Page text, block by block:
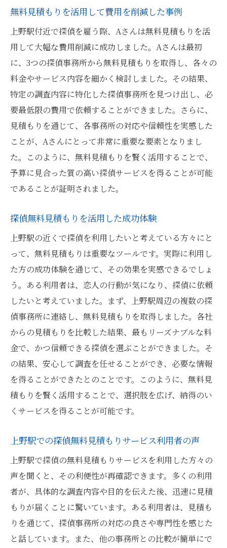
無料見積もりを活用して費用を削減した事例
上野駅付近で探偵を雇う際、Aさんは無料見積もりを活
用して大幅な費用削減に成功しました。Aさんは最初
に、3つの探偵事務所から無料見積もりを取得し、各々の
料金やサービス内容を細かく検討しました。その結果、
特定の調査内容に特化した探偵事務所を見つけ出し、必
要最低限の費用で依頼することができました。さらに、
見積もりを通じて、各事務所の対応や信頼性を実感した
ことが、Aさんにとって非常に重要な要素となりまし
た。このように、無料見積もりを賢く活用することで、
予算に見合った質の高い探偵サービスを得ることが可能
であることが証明されました。
探偵無料見積もりを活用した成功体験
上野駅の近くで探偵を利用したいと考えている方々にと
って、無料見積もりは重要なツールです。実際に利用し
た方の成功体験を通じて、その効果を実感できるでしょ
う。ある利用者は、恋人の行動が気になり、探偵に依頼
したいと考えていました。まず、上野駅周辺の複数の探
偵事務所に連絡し、無料見積もりを取得しました。各社
からの見積もりを比較した結果、最もリーズナブルな料
金で、かつ信頼できる探偵を選ぶことができました。そ
の結果、安心して調査を任せることができ、必要な情報
を得ることができたとのことです。このように、無料見
積もりを賢く活用することで、選択肢を広げ、納得のい
くサービスを得ることが可能です。
上野駅での探偵無料見積もりサービス利用者の声
上野駅で探偵の無料見積もりサービスを利用した方々の
声を聞くと、その利便性が再確認できます。多くの利用
者が、具体的な調査内容や目的を伝えた後、迅速に見積
もりが届くことに驚いています。ある利用者は、見積も
りを通じて、探偵事務所の対応の良さや専門性を感じた
と話しています。また、他の事務所との比較が簡単にで